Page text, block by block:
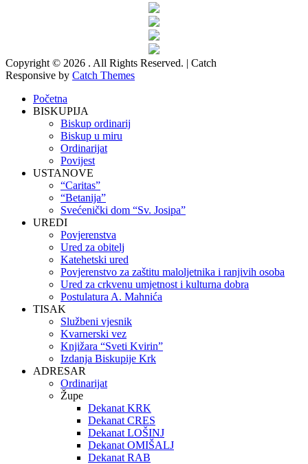
Copyright © 2026 . All Rights Reserved. | Catch
Responsive by Catch Themes
Početna
BISKUPIJA
Biskup ordinarij
Biskup u miru
Ordinarijat
Povijest
USTANOVE
“Caritas”
“Betanija”
Svećenički dom “Sv. Josipa”
UREDI
Povjerenstva
Ured za obitelj
Katehetski ured
Povjerenstvo za zaštitu maloljetnika i ranjivih osoba
Ured za crkvenu umjetnost i kulturna dobra
Postulatura A. Mahnića
TISAK
Službeni vjesnik
Kvarnerski vez
Knjižara “Sveti Kvirin”
Izdanja Biskupije Krk
ADRESAR
Ordinarijat
Župe
Dekanat KRK
Dekanat CRES
Dekanat LOŠINJ
Dekanat OMIŠALJ
Dekanat RAB